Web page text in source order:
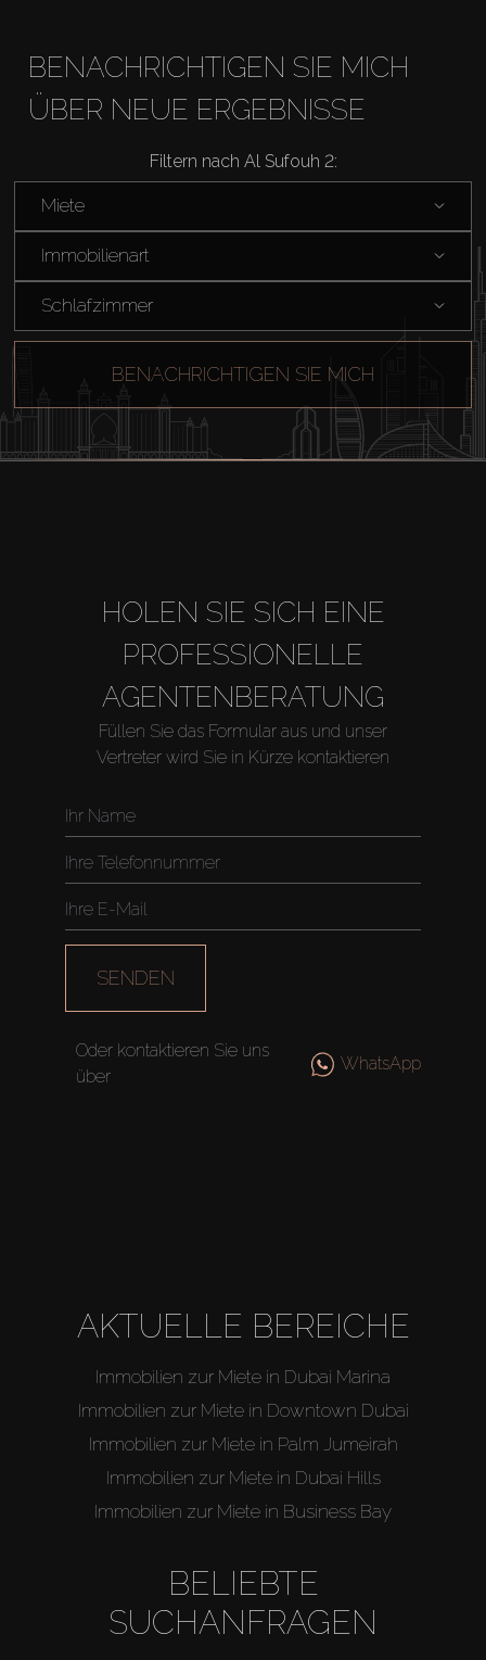
Kaufen
Miete
Verkaufen
Off-Plan
BENACHRICHTIGEN SIE MICH
ÜBER NEUE ERGEBNISSE
Filtern nach Al Sufouh 2:
Miete
Immobilienart
Schlafzimmer
BENACHRICHTIGEN SIE MICH
HOLEN SIE SICH EINE
PROFESSIONELLE
AGENTENBERATUNG
Füllen Sie das Formular aus und unser
Vertreter wird Sie in Kürze kontaktieren
SENDEN
Oder kontaktieren Sie uns
über
WhatsApp
AKTUELLE BEREICHE
Immobilien zur Miete in Dubai Marina
Immobilien zur Miete in Downtown Dubai
Immobilien zur Miete in Palm Jumeirah
Immobilien zur Miete in Dubai Hills
Immobilien zur Miete in Business Bay
BELIEBTE
SUCHANFRAGEN